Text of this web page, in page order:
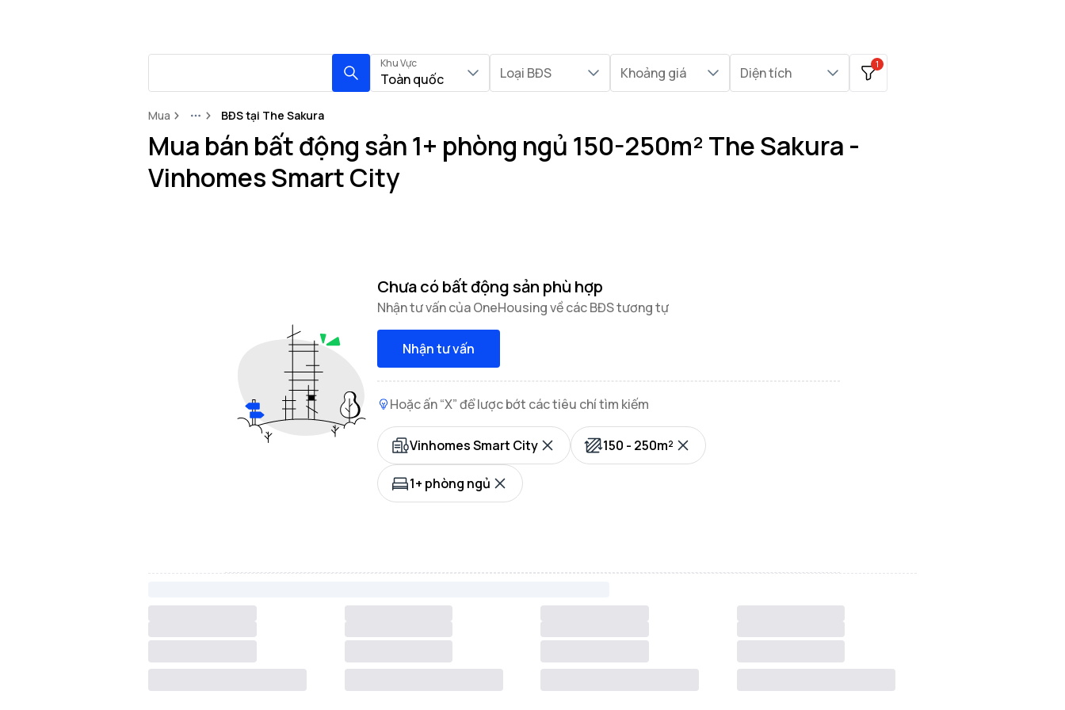
Khu Vực
Toàn quốc Loại BĐS Khoảng giá Diện tích
1
Mua MoreBĐS tại The Sakura
Mua bán bất động sản 1+ phòng ngủ 150-250m² The Sakura -
Vinhomes Smart City
Chưa có bất động sản phù hợp
Nhận tư vấn của OneHousing về các BĐS tương tự
Nhận tư vấn
Hoặc ấn “X” để lược bớt các tiêu chí tìm kiếm
Vinhomes Smart City 150 - 250m²
1+ phòng ngủ